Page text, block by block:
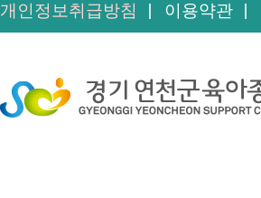
개인정보취급방침 이용약관